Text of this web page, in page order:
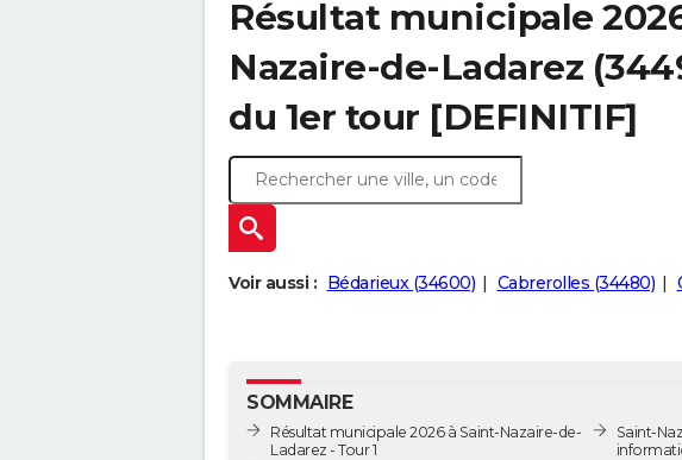
Résultat municipale
Nazaire-de-Ladarez
du 1er tour [DEFINITIF]
Voir aussi : Bédarieux (34600) Cabrerolles (34480)
SOMMAIRE
Résultat municipale 2026 à Saint-Nazaire-de-
Ladarez - Tour 1
Saint-